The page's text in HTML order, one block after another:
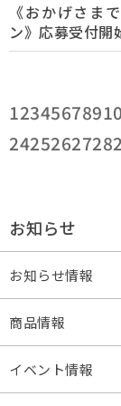
《おかげさま
ン》応募受付開
12345678910
2425262728
お知らせ
お知らせ情報
商品情報
イベント情報